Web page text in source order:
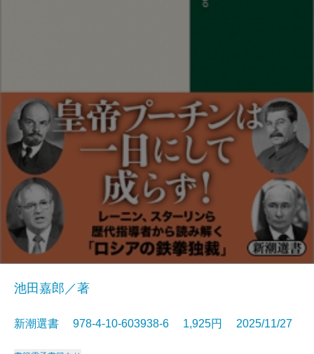
池田嘉郎／著
新潮選書 978-4-10-603938-6 1,925円 2025/11/27